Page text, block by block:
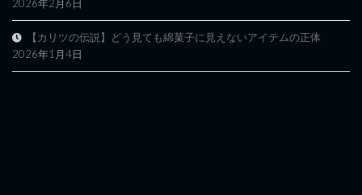
2026年2月6日
【カリツの伝説】どう見ても綿菓子に見えないアイテムの正体
2026年1月4日